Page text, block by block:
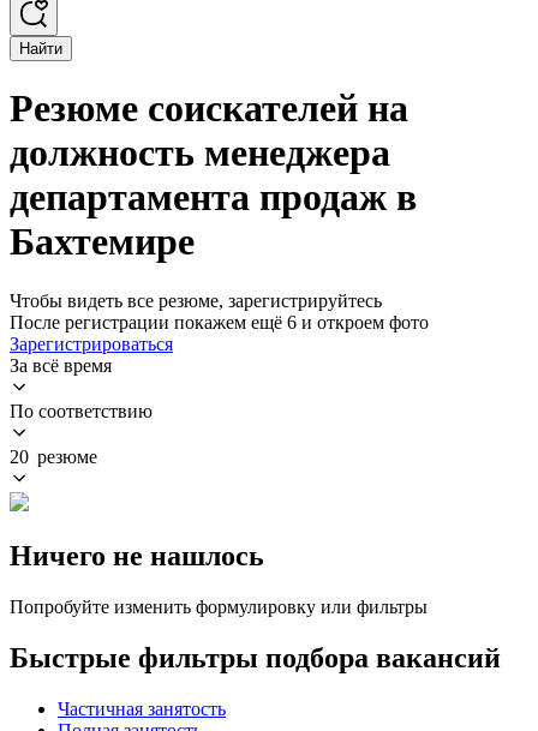
Найти
Резюме соискателей на
должность менеджера
департамента продаж в
Бахтемире
Чтобы видеть все резюме, зарегистрируйтесь
После регистрации покажем ещё 6 и откроем фото
Зарегистрироваться
За всё время
По соответствию
20 резюме
Ничего не нашлось
Попробуйте изменить формулировку или фильтры
Быстрые фильтры подбора вакансий
Частичная занятость